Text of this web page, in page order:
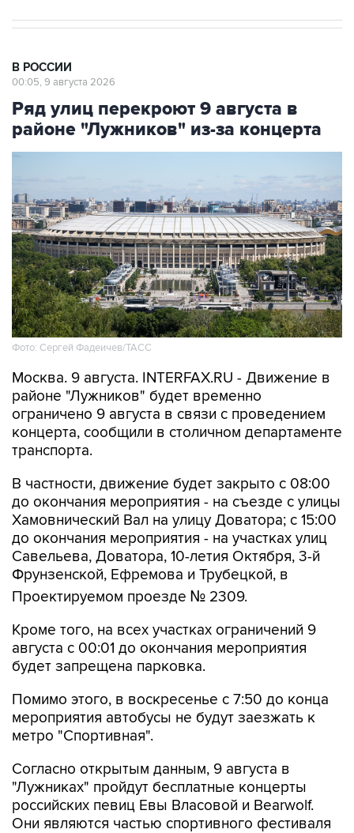
Ряд улиц перекроют 9 августа в
районе "Лужников" из-за концерта
Фото: Сергей Фадеичев/ТАСС
Москва. 9 августа. INTERFAX.RU - Движение в
ограничено 9 августа в связи с проведением
концерта, сообщили в столичном департаменте
транспорта.
В частности, движение будет закрыто с 08:00
Хамовнический Вал на улицу Доватора; с 15:00
до окончания мероприятия - на участках улиц
Савельева, Доватора, 10-летия Октября, 3-й
Фрунзенской, Ефремова и Трубецкой, в
Проектируемом проезде № 2309.
Кроме того, на всех участках ограничений 9
будет запрещена парковка.
Помимо этого, в воскресенье с 7:50 до конца
метро "Спортивная".
Согласно открытым данным, 9 августа в
российских певиц Евы Власовой и Bearwolf.
Они являются частью спортивного фестиваля
и фестиваля спортивных единоборств.